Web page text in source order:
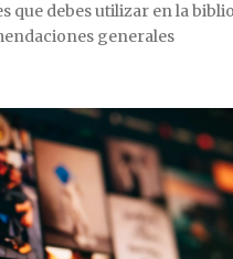
que debes utilizar en la
generales